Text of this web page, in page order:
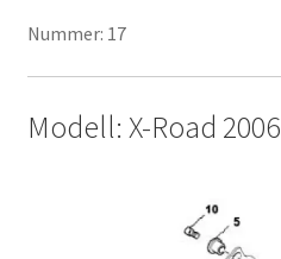
Nummer: 17
Modell: X-Road 2006